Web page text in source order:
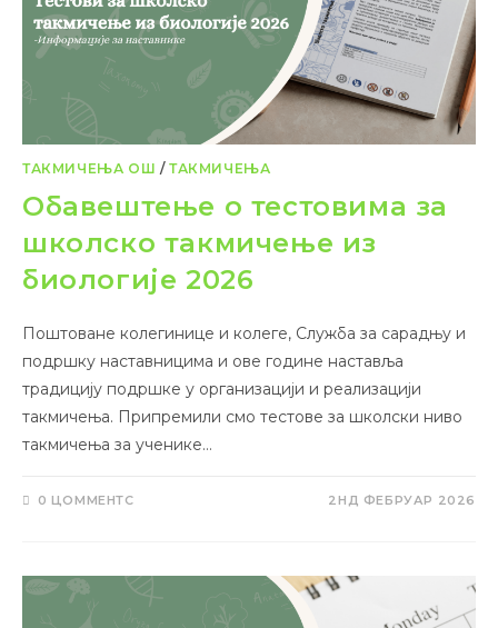
ТАКМИЧЕЊА ОШ /ТАКМИЧЕЊА
Обавештење о тестовима за
школско такмичење из
биологије 2026
Поштоване колегинице и колеге, Служба за сарадњу и
подршку наставницима и ове године наставља
традицију подршке у организацији и реализацији
такмичења. Припремили смо тестове за школски ниво
такмичења за ученике…
0 ЦОММЕНТС 2НД ФЕБРУАР 2026